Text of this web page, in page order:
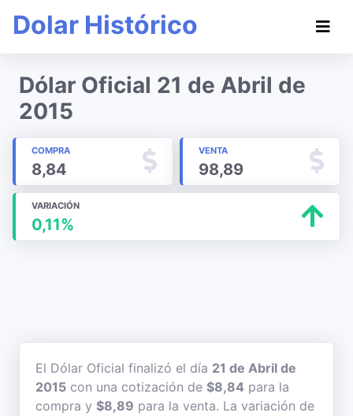
Dolar Histórico
Dólar Oficial 21 de Abril de
2015
COMPRA
8,84
VENTA
98,89
VARIACIÓN
0,11%
El Dólar Oficial finalizó el día 21 de Abril de
2015 con una cotización de $8,84 para la
compra y $8,89 para la venta. La variación de